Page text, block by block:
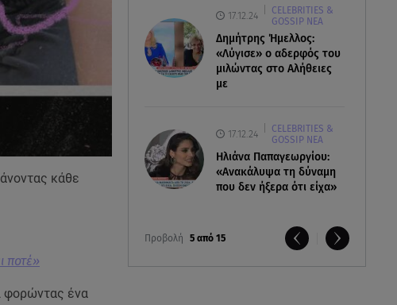
17.12.24
CELEBRITIES &
GOSSIP ΝΕΑ
Δημήτρης Ήμελλος:
«Λύγισε» ο αδερφός του
μιλώντας στο Αλήθειες
με
17.12.24
CELEBRITIES &
GOSSIP ΝΕΑ
Ηλιάνα Παπαγεωργίου:
«Ανακάλυψα τη δύναμη
που δεν ήξερα ότι είχα»
Προβολή 5 από 15
κάθε
ποτέ»
φορώντας ένα